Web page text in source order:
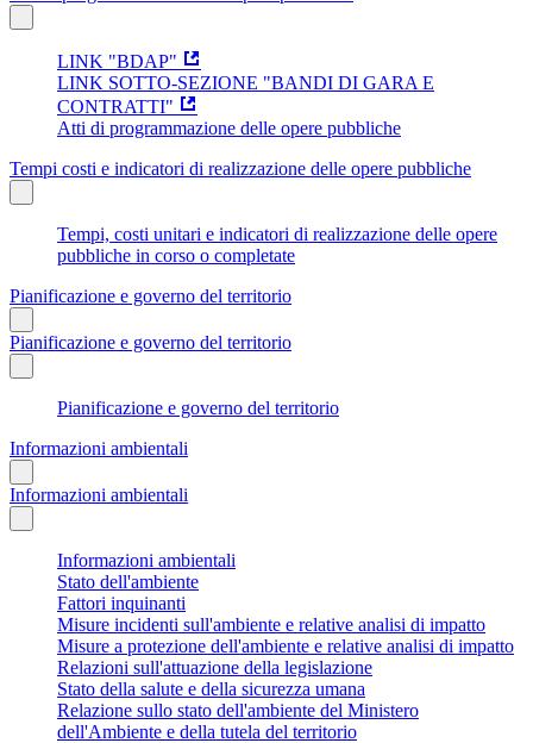
LINK "BDAP"
LINK SOTTO-SEZIONE "BANDI DI GARA E
CONTRATTI"
Atti di programmazione delle opere pubbliche
Tempi costi e indicatori di realizzazione delle opere pubbliche
Tempi, costi unitari e indicatori di realizzazione delle opere
pubbliche in corso o completate
Pianificazione e governo del territorio
Pianificazione e governo del territorio
Pianificazione e governo del territorio
Informazioni ambientali
Informazioni ambientali
Informazioni ambientali
Stato dell'ambiente
Fattori inquinanti
Misure incidenti sull'ambiente e relative analisi di impatto
Misure a protezione dell'ambiente e relative analisi di impatto
Relazioni sull'attuazione della legislazione
Stato della salute e della sicurezza umana
Relazione sullo stato dell'ambiente del Ministero
dell'Ambiente e della tutela del territorio